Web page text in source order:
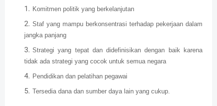
Komitmen politik yang berkelanjutan
Staf yang mampu berkonsentrasi terhadap pekerjaan dalam
jangka panjang
Strategi yang tepat dan didefinisikan dengan baik karena
tidak ada strategi yang cocok untuk semua negara
Pendidikan dan pelatihan pegawai
Tersedia dana dan sumber daya lain yang cukup.